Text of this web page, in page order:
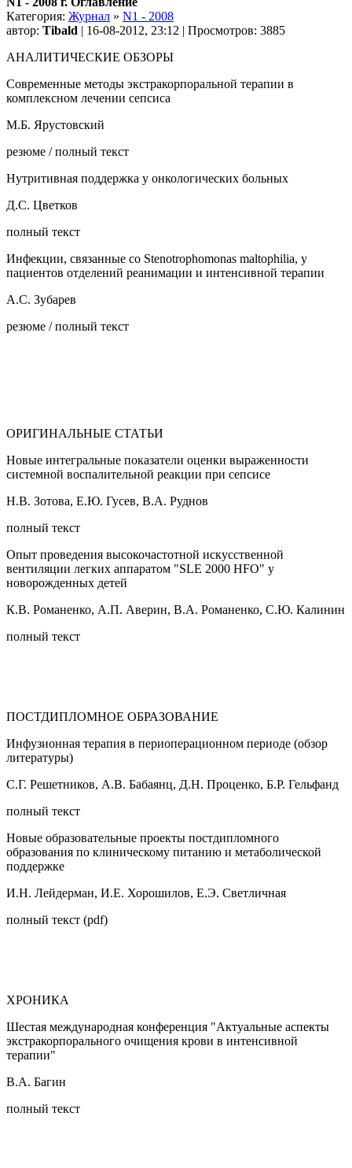
Категория: Журнал » N1 - 2008
автор: Tibald | 16-08-2012, 23:12 | Просмотров: 3885
АНАЛИТИЧЕСКИЕ ОБЗОРЫ
Современные методы экстракорпоральной терапии в
комплексном лечении сепсиса
М.Б. Ярустовский
резюме / полный текст
Нутритивная поддержка у онкологических больных
Д.С. Цветков
полный текст
Инфекции, связанные со Stenotrophomonas maltophilia, у
пациентов отделений реанимации и интенсивной терапии
А.С. Зубарев
резюме / полный текст
ОРИГИНАЛЬНЫЕ СТАТЬИ
Новые интегральные показатели оценки выраженности
системной воспалительной реакции при сепсисе
Н.В. Зотова, Е.Ю. Гусев, В.А. Руднов
полный текст
Опыт проведения высокочастотной искусственной
вентиляции легких аппаратом "SLE 2000 HFO" у
новорожденных детей
К.В. Романенко, А.П. Аверин, В.А. Романенко, С.Ю. Калинин
полный текст
ПОСТДИПЛОМНОЕ ОБРАЗОВАНИЕ
Инфузионная терапия в периоперационном периоде (обзор
литературы)
С.Г. Решетников, А.В. Бабаянц, Д.Н. Проценко, Б.Р. Гельфанд
полный текст
Новые образовательные проекты постдипломного
образования по клиническому питанию и метаболической
поддержке
И.Н. Лейдерман, И.Е. Хорошилов, Е.Э. Светличная
полный текст (pdf)
ХРОНИКА
Шестая международная конференция "Актуальные аспекты
экстракорпорального очищения крови в интенсивной
терапии"
В.А. Багин
полный текст